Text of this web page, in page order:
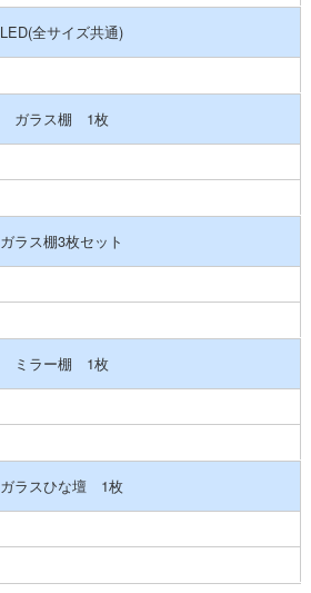
LED(全サイズ共通)
ガラス棚 1枚
ガラス棚3枚セット
ミラー棚 1枚
ガラスひな壇 1枚